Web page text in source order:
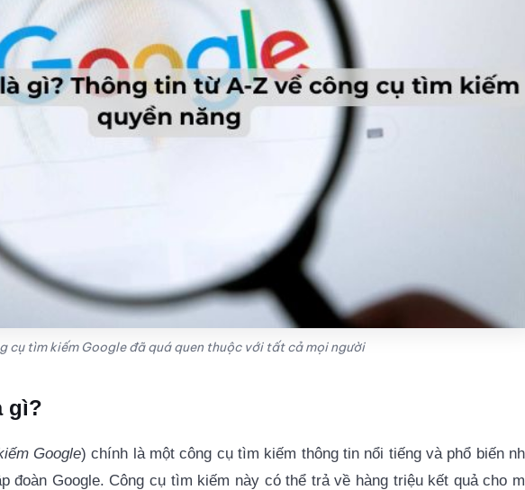
cụ tìm kiếm Google đã quá quen thuộc với tất cả mọi người
gì?
Google) chính là một công cụ tìm kiếm thông tin nổi tiếng và phổ biến
đoàn Google. Công cụ tìm kiếm này có thể trả về hàng triệu kết quả cho